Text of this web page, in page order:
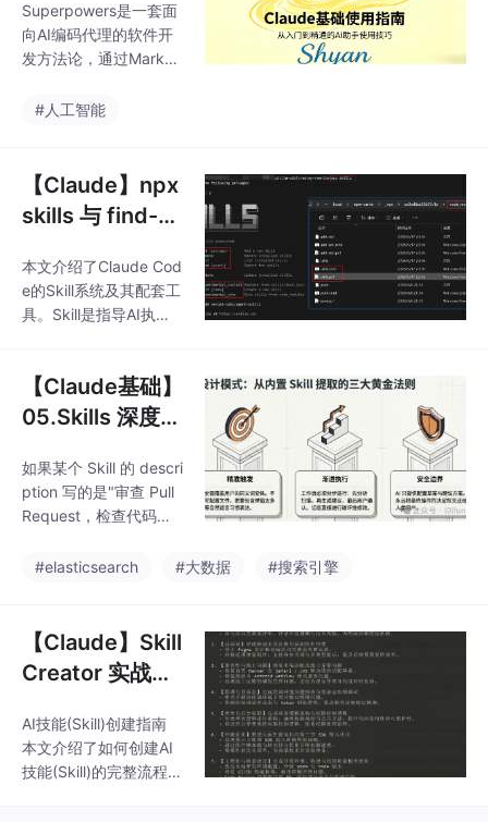
离）和强制性的三段式
工作流（设计→计划→
实现），将AI代理从被
范化的工程伙伴。该方
也讲工程纪律
Superpowers是一套面
向AI编码代理的软件开
发方法论，通过Markdo
范AI编码行为。它解决
试和上下文污染。核心
通过四条原则（测试驱
动开发、系统化调试、
离）和强制性的三段式
工作流（设计→计划→
实现），将AI代理从被
法论支持Claude Cod
e、Cursor等主流平台
#人工智能
【Claude】npx
skills 与 find-sk
de 技能生态完
全指南
本文介绍了Claude Cod
e的Skill系统及其配套工
具。Skill是指导AI执行
和可选辅助文件组成。
系统提供两种管理工
具：npx skills是底层CL
I工具，用于搜索、安装
和管理Skill；find-skills
是内置Skill，通过自然
语言交互帮助用户查找
比较了两者的区别，并
【Claude基础】
05.Skills 深度指
学会你的工作流
如果某个 Skill 的 descri
ption 写的是"审查 Pull
Request，检查代码质
足够高，Claude 就会自
断当前任务匹配某个 Sk
ill 的 description 时，
才会加载该 Skill 的完整
文件和脚本。：用户
说"帮我检查代码"，同
时匹配了"代码审查" Ski
#elasticsearch #大数据 #搜索引擎
【Claude】Skill
Creator 实战技
究竟怎么生成ski
ll
AI技能(Skill)创建指南
本文介绍了如何创建AI
技能(Skill)的完整流程。